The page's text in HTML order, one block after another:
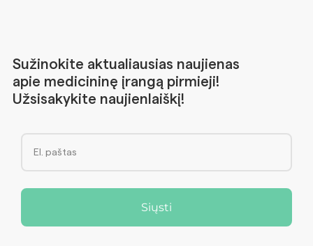
Sužinokite aktualiausias naujienas
apie medicininę įrangą pirmieji!
Užsisakykite naujienlaiškį!
Siųsti